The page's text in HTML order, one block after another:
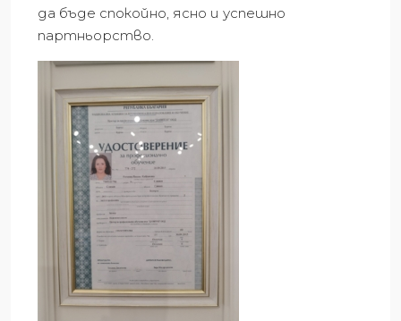
да бъде спокойно, ясно и успешно
партньорство.